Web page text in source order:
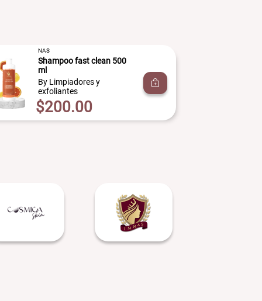
NAS
Shampoo fast clean 500
ml
By Limpiadores y
exfoliantes
$200.00